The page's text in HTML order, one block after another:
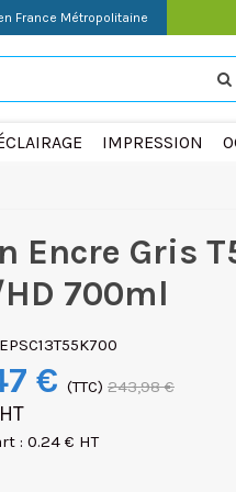
France Métropolitaine
IMPRESSION
Encre Gris
700ml
EPSC13T55K700
€ (TTC) 243,98 €
: 0.24 € HT